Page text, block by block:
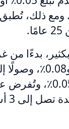
ومع ذلك،
بدءًا من
يورو للمخالفين الخطرين أو المتكررين.
على من